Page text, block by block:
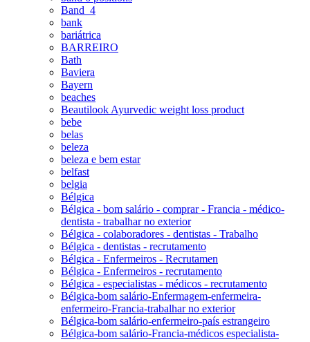
Band_4
bank
bariátrica
BARREIRO
Bath
Baviera
Bayern
beaches
Beautilook Ayurvedic weight loss product
bebe
belas
beleza
beleza e bem estar
belfast
belgia
Bélgica
Bélgica - bom salário - comprar - Francia - médico-
dentista - trabalhar no exterior
Bélgica - colaboradores - dentistas - Trabalho
Bélgica - dentistas - recrutamento
Bélgica - Enfermeiros - Recrutamen
Bélgica - Enfermeiros - recrutamento
Bélgica - especialistas - médicos - recrutamento
Bélgica-bom salário-Enfermagem-enfermeira-
enfermeiro-Francia-trabalhar no exterior
Bélgica-bom salário-enfermeiro-país estrangeiro
Bélgica-bom salário-Francia-médicos especialista-